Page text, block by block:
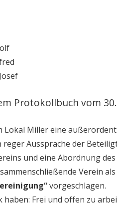
Protokollbuch vom
Lokal Miller eine
Aussprache der
und eine Abordnung
Verein als
vorgeschlagen.
haben: Frei und offen zu